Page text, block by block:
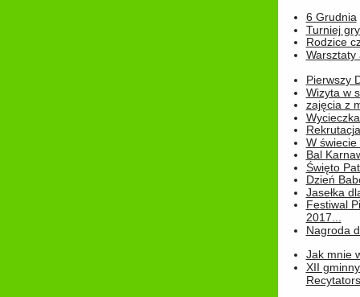
6 Grudnia
Turniej
Rodzice
Warsztaty
Pierwszy
Wizyta w
zajęcia z
W świecie
Bal
Święto
Dzień
Jasełka
Festiwal
2017...
Nagroda
Jak mnie
XII